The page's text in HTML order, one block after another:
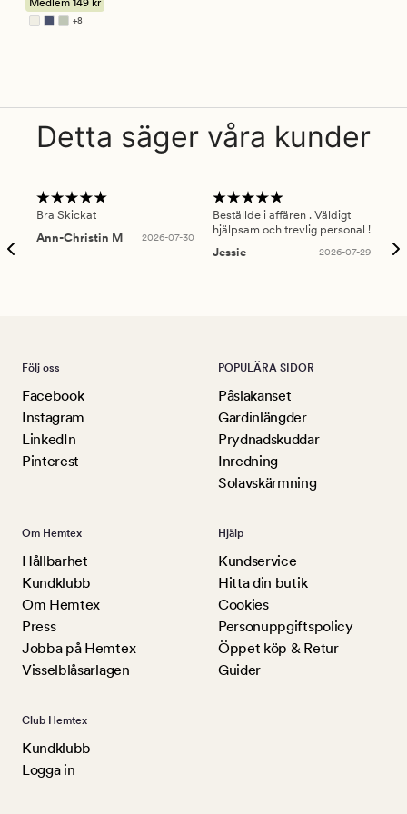
4.5
+8
Finns i fler färger
Detta säger våra kunder
Bra Skickat
Ann-Christin M
2026-07-30
Beställde i affären . Väldigt
hjälpsam och trevlig personal !
Jessie
2026-07-29
Följ oss
Facebook
Instagram
LinkedIn
Pinterest
POPULÄRA SIDOR
Påslakanset
Gardinlängder
Prydnadskuddar
Inredning
Solavskärmning
Om Hemtex
Hållbarhet
Kundklubb
Om Hemtex
Press
Jobba på Hemtex
Visselblåsarlagen
Hjälp
Kundservice
Hitta din butik
Cookies
Personuppgiftspolicy
Öppet köp & Retur
Guider
Club Hemtex
Kundklubb
Logga in